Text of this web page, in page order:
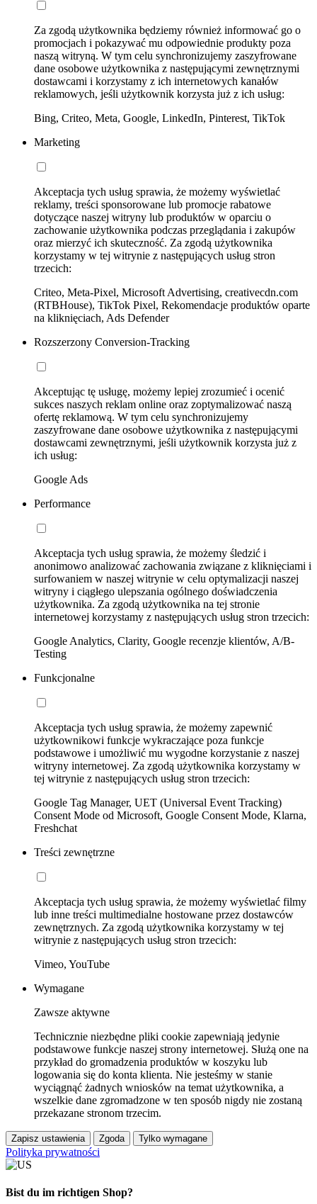
Za zgodą użytkownika będziemy również informować go o
promocjach i pokazywać mu odpowiednie produkty poza
naszą witryną. W tym celu synchronizujemy zaszyfrowane
dane osobowe użytkownika z następującymi zewnętrznymi
dostawcami i korzystamy z ich internetowych kanałów
reklamowych, jeśli użytkownik korzysta już z ich usług:
Bing, Criteo, Meta, Google, LinkedIn, Pinterest, TikTok
Marketing
Akceptacja tych usług sprawia, że możemy wyświetlać
reklamy, treści sponsorowane lub promocje rabatowe
dotyczące naszej witryny lub produktów w oparciu o
zachowanie użytkownika podczas przeglądania i zakupów
oraz mierzyć ich skuteczność. Za zgodą użytkownika
korzystamy w tej witrynie z następujących usług stron
trzecich:
Criteo, Meta-Pixel, Microsoft Advertising, creativecdn.com
(RTBHouse), TikTok Pixel, Rekomendacje produktów oparte
na kliknięciach, Ads Defender
Rozszerzony Conversion-Tracking
Akceptując tę usługę, możemy lepiej zrozumieć i ocenić
sukces naszych reklam online oraz zoptymalizować naszą
ofertę reklamową. W tym celu synchronizujemy
zaszyfrowane dane osobowe użytkownika z następującymi
dostawcami zewnętrznymi, jeśli użytkownik korzysta już z
ich usług:
Google Ads
Performance
Akceptacja tych usług sprawia, że możemy śledzić i
anonimowo analizować zachowania związane z kliknięciami i
surfowaniem w naszej witrynie w celu optymalizacji naszej
witryny i ciągłego ulepszania ogólnego doświadczenia
użytkownika. Za zgodą użytkownika na tej stronie
internetowej korzystamy z następujących usług stron trzecich:
Google Analytics, Clarity, Google recenzje klientów, A/B-
Testing
Funkcjonalne
Akceptacja tych usług sprawia, że możemy zapewnić
użytkownikowi funkcje wykraczające poza funkcje
podstawowe i umożliwić mu wygodne korzystanie z naszej
witryny internetowej. Za zgodą użytkownika korzystamy w
tej witrynie z następujących usług stron trzecich:
Google Tag Manager, UET (Universal Event Tracking)
Consent Mode od Microsoft, Google Consent Mode, Klarna,
Freshchat
Treści zewnętrzne
Akceptacja tych usług sprawia, że możemy wyświetlać filmy
lub inne treści multimedialne hostowane przez dostawców
zewnętrznych. Za zgodą użytkownika korzystamy w tej
witrynie z następujących usług stron trzecich:
Vimeo, YouTube
Wymagane
Zawsze aktywne
Technicznie niezbędne pliki cookie zapewniają jedynie
podstawowe funkcje naszej strony internetowej. Służą one na
przykład do gromadzenia produktów w koszyku lub
logowania się do konta klienta. Nie jesteśmy w stanie
wyciągnąć żadnych wniosków na temat użytkownika, a
wszelkie dane zgromadzone w ten sposób nigdy nie zostaną
przekazane stronom trzecim.
Zapisz ustawienia Zgoda Tylko wymagane
Polityka prywatności
Bist du im richtigen Shop?